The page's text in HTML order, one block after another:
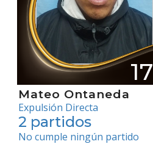
17
Mateo Ontaneda
Expulsión Directa
2 partidos
No cumple ningún partido